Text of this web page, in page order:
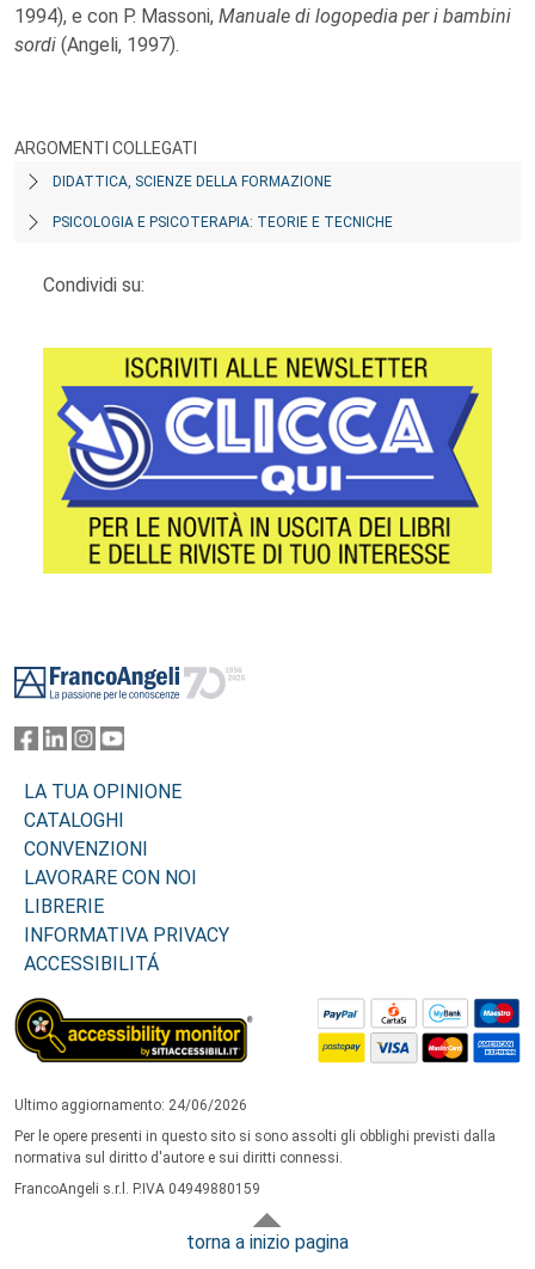
1994), e con P. Massoni, Manuale di logopedia per i bambini
sordi (Angeli, 1997).
ARGOMENTI COLLEGATI
DIDATTICA, SCIENZE DELLA FORMAZIONE
PSICOLOGIA E PSICOTERAPIA: TEORIE E TECNICHE
Condividi su:
LA TUA OPINIONE
CATALOGHI
CONVENZIONI
LAVORARE CON NOI
LIBRERIE
INFORMATIVA PRIVACY
ACCESSIBILITÁ
Ultimo aggiornamento: 24/06/2026
Per le opere presenti in questo sito si sono assolti gli obblighi previsti dalla
normativa sul diritto d'autore e sui diritti connessi.
FrancoAngeli s.r.l. P.IVA 04949880159
torna a inizio pagina